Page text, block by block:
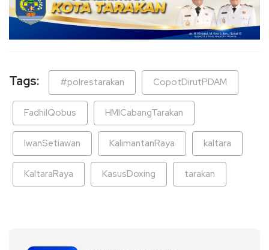
Tags: #polrestarakan CopotDirutPDAM
FadhilQobus HMICabangTarakan
IwanSetiawan KalimantanRaya kaltara
KaltaraRaya KasusDoxing tarakan